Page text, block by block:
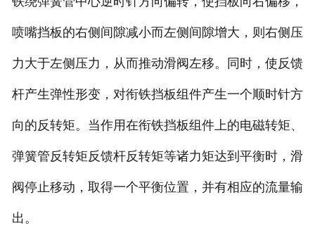
喷嘴挡板的右侧间隙减小而左侧间隙增大，则右侧压
力大于左侧压力，从而推动滑阀左移。同时，使反馈
杆产生弹性形变，对衔铁挡板组件产生一个顺时针方
向的反转矩。当作用在衔铁挡板组件上的电磁转矩、
弹簧管反转矩反馈杆反转矩等诸力矩达到平衡时，滑
阀停止移动，取得一个平衡位置，并有相应的流量输
出。